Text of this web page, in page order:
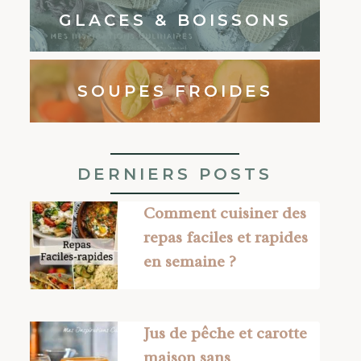
GLACES & BOISSONS
SOUPES FROIDES
DERNIERS POSTS
Comment cuisiner des
repas faciles et rapides
en semaine ?
Jus de pêche et carotte